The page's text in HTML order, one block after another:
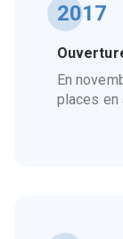
2017
En
places en